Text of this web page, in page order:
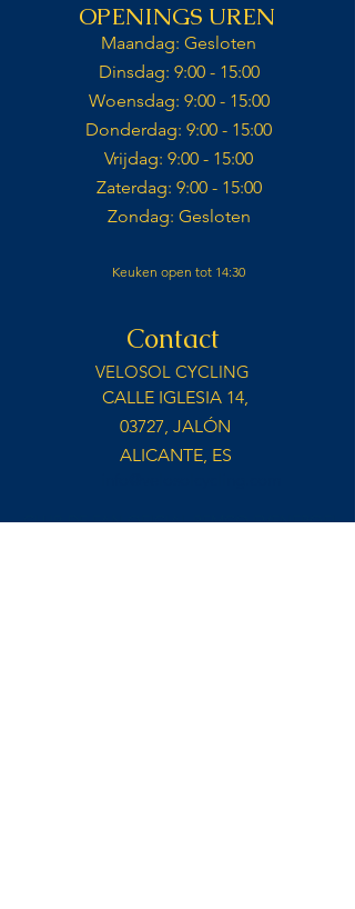
OPENINGS UREN
Maandag: Gesloten​
Dinsdag: 9:00 - 15:00​
Woensdag: 9:00 - 15:00​
Donderdag: 9:00 - 15:00​
Vrijdag: 9:00 - 15:00​
Zaterdag: 9:00 - 15:00​​
Zondag: Gesloten​
Keuken open tot 14:30
Contact
VELOSOL CYCLING
CALLE IGLESIA 14,
03727, JALÓN
ALICANTE, ES
CLUB DE FAN OFICIAL REMCO EVENEPOEL